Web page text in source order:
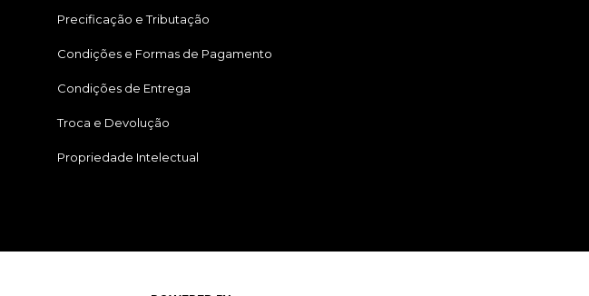
Precificação e Tributação
Condições e Formas de Pagamento
Condições de Entrega
Troca e Devolução
Propriedade Intelectual